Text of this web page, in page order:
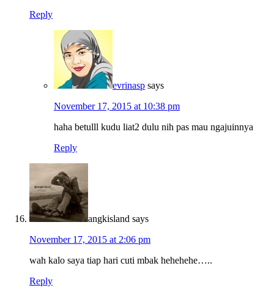
Reply
evrinasp says
November 17, 2015 at 10:38 pm
haha betulll kudu liat2 dulu nih pas mau ngajuinnya
Reply
angkisland says
November 17, 2015 at 2:06 pm
wah kalo saya tiap hari cuti mbak hehehehe…..
Reply